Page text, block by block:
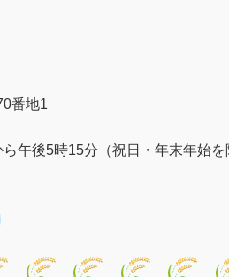
番地1
午後5時15分（祝日・年末年始を